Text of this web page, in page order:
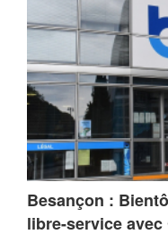
Besançon :
libre-service